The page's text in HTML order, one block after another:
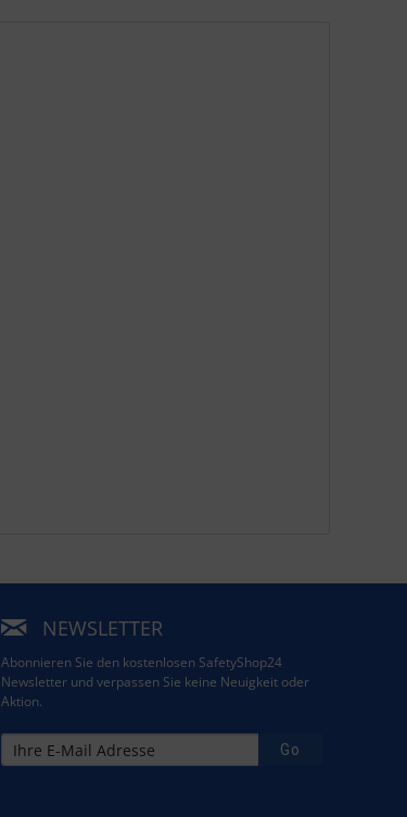
NEWSLETTER
Abonnieren Sie den kostenlosen SafetyShop24
Newsletter und verpassen Sie keine Neuigkeit oder
Aktion.
Go